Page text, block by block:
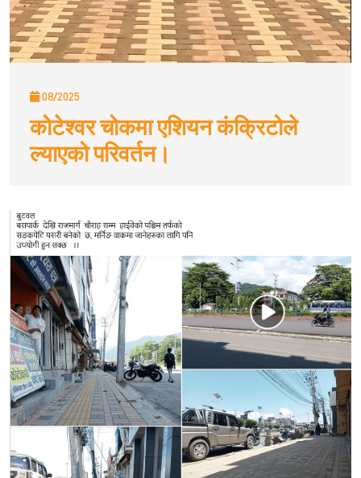
08/2025
कोटेश्वर चोकमा एशियन कंक्रिटोले
ल्याएको परिवर्तन।